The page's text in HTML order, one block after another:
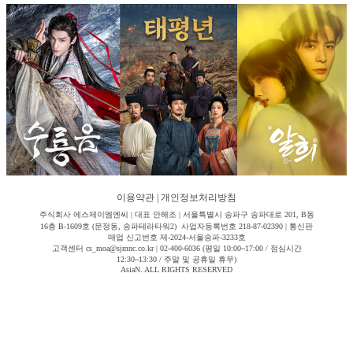
이용약관 개인정보처리방침
주식회사 에스제이엠엔씨 | 대표 안해조 | 서울특별시 송파구 송파대로 201, B동
16층 B-1609호 (문정동, 송파테라타워2) 사업자등록번호 218-87-02390 | 통신판
매업 신고번호 제-2024-서울송파-3233호
고객센터 cs_moa@sjmnc.co.kr | 02-400-6036 (평일 10:00~17:00 / 점심시간
12:30~13:30 / 주말 및 공휴일 휴무)
AsiaN. ALL RIGHTS RESERVED